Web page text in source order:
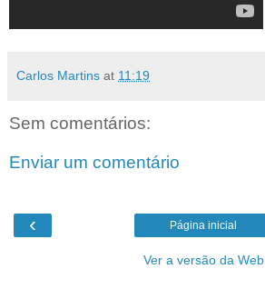
Carlos Martins at 11:19
Sem comentários:
Enviar um comentário
‹ Página inicial
Ver a versão da Web